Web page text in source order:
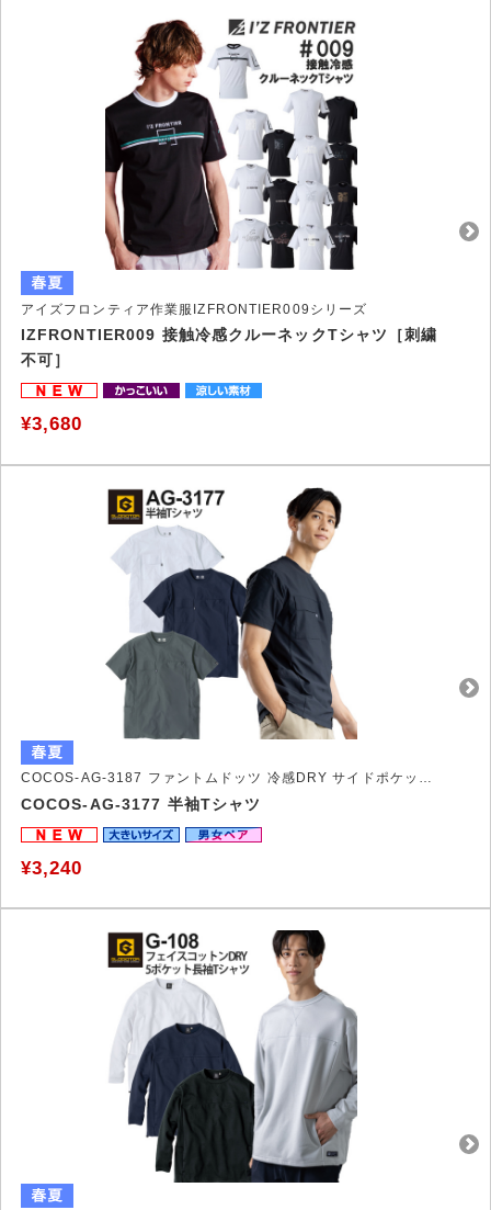
アイズフロンティア作業服IZFRONTIER009シリーズ
IZFRONTIER009 接触冷感クルーネックTシャツ［刺繍
不可］
¥3,680
COCOS-AG-3187 ファントムドッツ 冷感DRY サイドポケット ポロシャツ
COCOS-AG-3177 半袖Tシャツ
¥3,240